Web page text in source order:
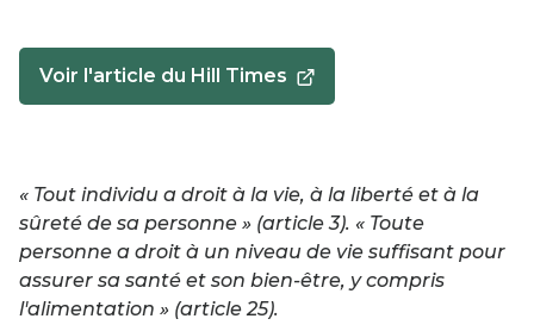
Voir l'article du Hill Times
This
link
a
new
window
« Tout individu a droit à la vie, à la liberté et à la
sûreté de sa personne » (article 3). « Toute
personne a droit à un niveau de vie suffisant pour
assurer sa santé et son bien-être, y compris
l'alimentation » (article 25).